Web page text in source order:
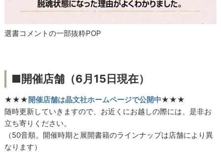
選書コメントの一部抜粋POP
■開催店舗（6月15日現在）
★★★開催店舗は晶文社ホームページで公開中★★★
随時更新していきますので、お近くにお越しの際には、是非お
立ち寄りください。
（50音順。開催時期と展開書籍のラインナップは店舗により異
なります）